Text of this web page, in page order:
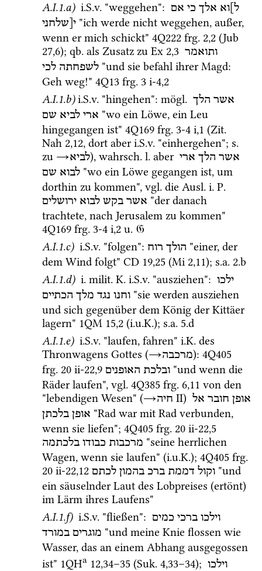
A.I.1.a) i.S.v. "weggehen": ל]וא אלך כי אם
י[שלחני "ich werde nicht weggehen, außer,
wenn er mich schickt" 4Q222 frg. 2,2 (Jub
27,6); qb. als Zusatz zu Ex 2,3 ותואמר
לשפחתה לכי
"und sie befahl ihrer Magd:
Geh weg!" 4Q13 frg. 3 i-4,2
A.I.1.b)i.S.v. "hingehen": mögl. אשר הלך
ארי לביא שם
"wo ein Löwe, ein Leu
hingegangen ist" 4Q169 frg. 3-4 i,1 (Zit.
Nah 2,12, dort aber i.S.v. "einhergehen"; s.
zu →לביא), wahrsch. l. aber אשר הלך ארי
לבוא שם
"wo ein Löwe gegangen ist, um
dorthin zu kommen", vgl. die Ausl. i. P.
אשר בקש לבוא ירושלים
"der danach
4Q169 frg. 3-4 i,2 u. 𝔊
A.I.1.c) i.S.v. "folgen": הולך רוח
"einer, der
dem Wind folgt" CD 19,25 (Mi 2,11); s.a.
A.I.1.d) i. milit. K. i.S.v. "ausziehen": ילכו
וחנו נגד מלך הכתיים
"sie werden ausziehen
und sich gegenüber dem König der Kittäer
lagern" 1QM 15,2 (i.u.K.); s.a. 5.d
A.I.1.e) i.S.v. "laufen, fahren" i.K. des
Thronwagens Gottes (→מרכבה): 4Q405
frg. 20 ii-22,9 ובלכת האופנים
"und wenn die
Räder laufen", vgl. 4Q385 frg. 6,11 von den
"lebendigen Wesen" (→חיה ‎ II) אופן חובר אל
אופן בלכתן
"Rad war mit Rad verbunden,
wenn sie liefen"; 4Q405 frg. 20 ii-22,5
מרכבות כבודו בלכתמה
"seine herrlichen
Wagen, wenn sie laufen" (i.u.K.); 4Q405 frg.
20 ii-22,12 וקול דממת ברכ בהמון לכתם
"und
ein säuselnder Laut des Lobpreises (ertönt)
im Lärm ihres Laufens"
A.I.1.f) i.S.v. "fließen": וילכו ברכי כמים
מוגרים במורד
"und meine Knie flossen wie
Wasser, das an einem Abhang ausgegossen
ist" 1QHa 12,34–35 (Suk. 4,33–34); וילכו